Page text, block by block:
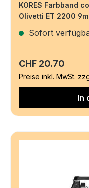
KORES Farbband
Olivetti ET 2200
Sofort
Regulärer Preis:
CHF 20.70
Preise inkl. MwSt.
In